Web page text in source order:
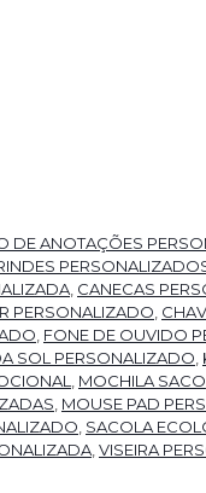
DE ANOTAÇÕES
CANECAS
PERSONALIZADO
FONE DE OUVIDO
SOL PERSONALIZADO
MOCHILA SACO
MOUSE PAD
SACOLA
VISEIRA